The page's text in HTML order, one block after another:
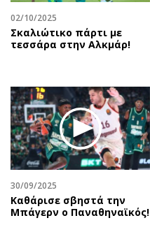
02/10/2025
Σκαλιώτικο πάρτι με
τεσσάρα στην Αλκμάρ!
30/09/2025
Καθάρισε σβηστά την
Μπάγερν ο Παναθηναϊκός!